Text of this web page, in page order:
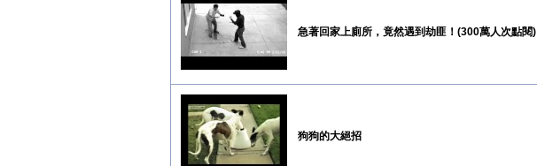
急著回家上廁所，竟然遇到劫匪！(300萬人次點閱)
狗狗的大絕招